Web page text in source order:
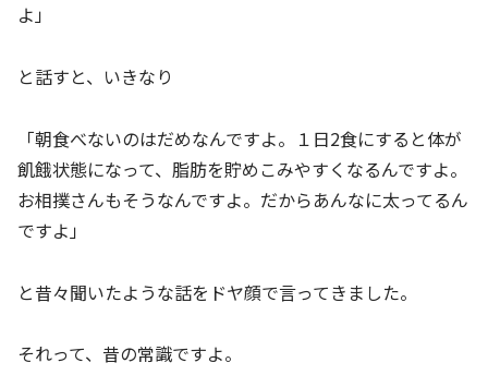
よ」
と話すと、いきなり
「朝食べないのはだめなんですよ。１日2食にすると体が
飢餓状態になって、脂肪を貯めこみやすくなるんですよ。
お相撲さんもそうなんですよ。だからあんなに太ってるん
ですよ」
と昔々聞いたような話をドヤ顔で言ってきました。
それって、昔の常識ですよ。